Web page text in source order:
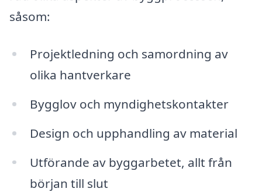
såsom:
Projektledning och samordning av
olika hantverkare
Bygglov och myndighetskontakter
Design och upphandling av material
Utförande av byggarbetet, allt från
början till slut